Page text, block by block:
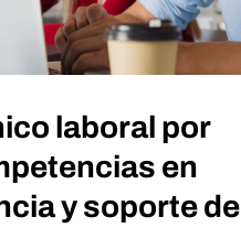
laboral por
en
y soporte de